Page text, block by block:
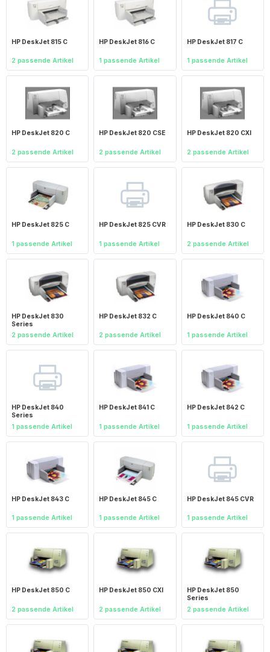
HP DeskJet 815 C
2 passende Artikel
HP DeskJet 816 C
1 passende Artikel
HP DeskJet 817 C
1 passende Artikel
HP DeskJet 820 C
2 passende Artikel
HP DeskJet 820 CSE
2 passende Artikel
HP DeskJet 820 CXI
2 passende Artikel
HP DeskJet 825 C
1 passende Artikel
HP DeskJet 825 CVR
1 passende Artikel
HP DeskJet 830 C
2 passende Artikel
HP DeskJet 830
Series
2 passende Artikel
HP DeskJet 832 C
2 passende Artikel
HP DeskJet 840 C
1 passende Artikel
HP DeskJet 840
Series
1 passende Artikel
HP DeskJet 841 C
1 passende Artikel
HP DeskJet 842 C
1 passende Artikel
HP DeskJet 843 C
1 passende Artikel
HP DeskJet 845 C
1 passende Artikel
HP DeskJet 845 CVR
1 passende Artikel
HP DeskJet 850 C
2 passende Artikel
HP DeskJet 850 CXI
2 passende Artikel
HP DeskJet 850
Series
2 passende Artikel